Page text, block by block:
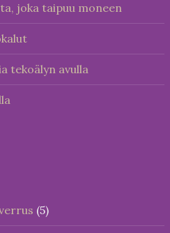
joka taipuu moneen
tekoälyn avulla
(5)